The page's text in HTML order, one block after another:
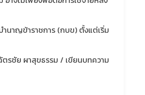
นาญข้าราชการ (กบข) ตั้งแต่เริ่ม
ตรชัย​ ผาสุขธรรม​ / เขียนบทความ